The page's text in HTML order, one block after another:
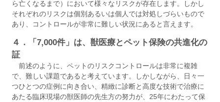
ら亡くなるまで）において様々なリスクが存在します。しかし
それぞれのリスクは個別あるいは個人では対処しづらいもので
あり、コントロールが非常に難しい状況にあると言えます。
４．「7,000件」は、獣医療とペット保険の共進化の
証
前述のように、ペットのリスクコントロールは非常に複雑
で、難しい課題であると考えています。しかしながら、日々一
つひとつの症例に向き合い、精緻に診断と高度な技術で治療に
あたる臨床現場の獣医師の先生方の努力が、25年にわたって保